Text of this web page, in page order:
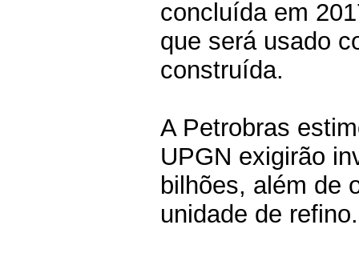
concluída em
que será usado
construída.
A Petrobras
UPGN exigirão
bilhões, além de
unidade de refino.